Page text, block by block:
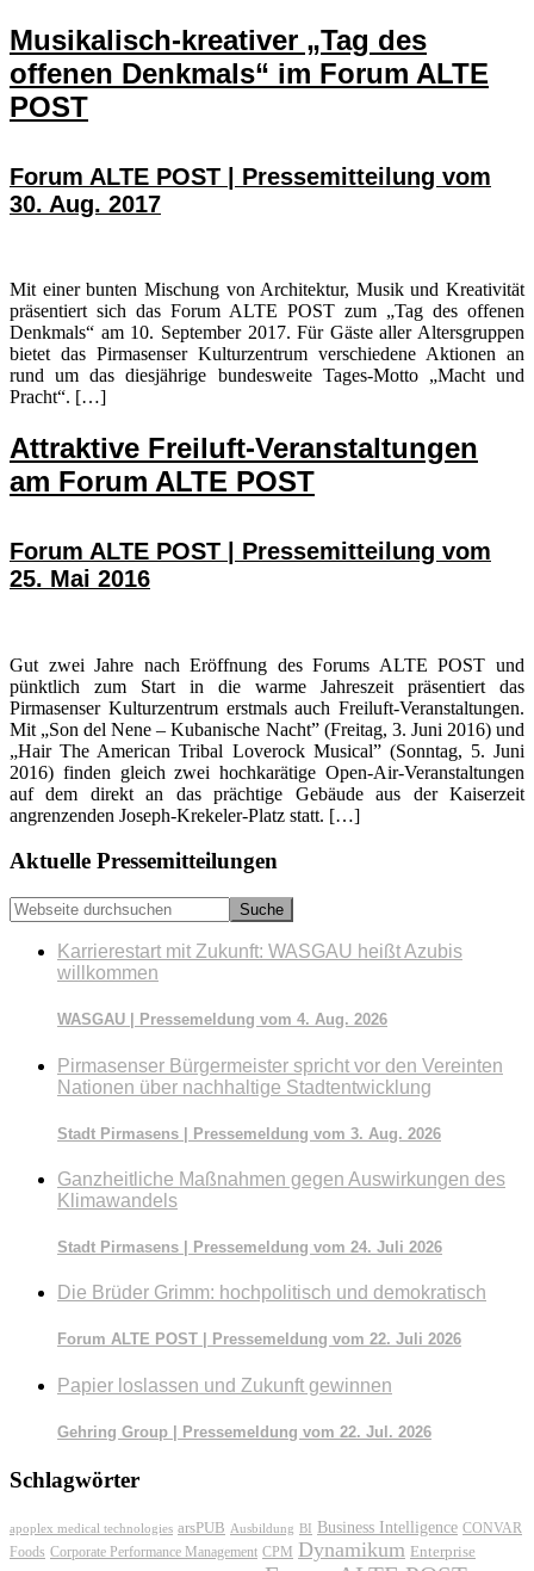
Musikalisch-kreativer „Tag des
offenen Denkmals“ im Forum ALTE
POST
Forum ALTE POST | Pressemitteilung vom
30. Aug. 2017
Mit einer bunten Mischung von Architektur, Musik und Kreativität
präsentiert sich das Forum ALTE POST zum „Tag des offenen
Denkmals“ am 10. September 2017. Für Gäste aller Altersgruppen
bietet das Pirmasenser Kulturzentrum verschiedene Aktionen an
rund um das diesjährige bundesweite Tages-Motto „Macht und
Pracht“. […]
Attraktive Freiluft-Veranstaltungen
am Forum ALTE POST
Forum ALTE POST | Pressemitteilung vom
25. Mai 2016
Gut zwei Jahre nach Eröffnung des Forums ALTE POST und
pünktlich zum Start in die warme Jahreszeit präsentiert das
Pirmasenser Kulturzentrum erstmals auch Freiluft-Veranstaltungen.
Mit „Son del Nene – Kubanische Nacht” (Freitag, 3. Juni 2016) und
„Hair The American Tribal Loverock Musical” (Sonntag, 5. Juni
2016) finden gleich zwei hochkarätige Open-Air-Veranstaltungen
auf dem direkt an das prächtige Gebäude aus der Kaiserzeit
angrenzenden Joseph-Krekeler-Platz statt. […]
Seitenspalte
Aktuelle Pressemitteilungen
Webseite
durchsuchen
Karrierestart mit Zukunft: WASGAU heißt Azubis
willkommen
WASGAU | Pressemeldung vom 4. Aug. 2026
Pirmasenser Bürgermeister spricht vor den Vereinten
Nationen über nachhaltige Stadtentwicklung
Stadt Pirmasens | Pressemeldung vom 3. Aug. 2026
Ganzheitliche Maßnahmen gegen Auswirkungen des
Klimawandels
Stadt Pirmasens | Pressemeldung vom 24. Juli 2026
Die Brüder Grimm: hochpolitisch und demokratisch
Forum ALTE POST | Pressemeldung vom 22. Juli 2026
Papier loslassen und Zukunft gewinnen
Gehring Group | Pressemeldung vom 22. Jul. 2026
Schlagwörter
apoplex medical technologies arsPUB Ausbildung BI Business Intelligence CONVAR
Foods Corporate Performance Management CPM Dynamikum Enterprise